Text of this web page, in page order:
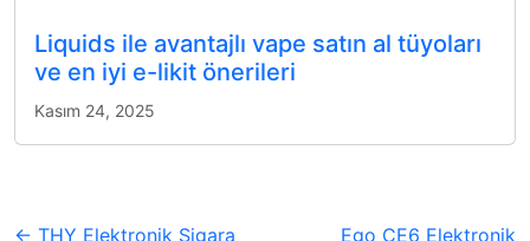
Liquids ile avantajlı vape satın al tüyoları
ve en iyi e-likit önerileri
Kasım 24, 2025
← THY Elektronik Sigara
Ego CE6 Elektronik